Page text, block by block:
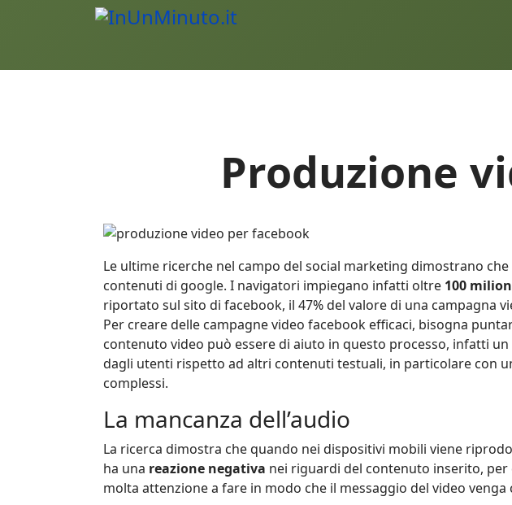
Produzione
Le ultime ricerche nel campo del social marketing dimostrano
contenuti di google. I navigatori impiegano infatti oltre 100
riportato sul sito di facebook, il 47% del valore di una campagna
Per creare delle campagne video facebook efficaci, bisogna
contenuto video può essere di aiuto in questo processo, infatti
dagli utenti rispetto ad altri contenuti testuali, in particolare con
complessi.
La mancanza dell’audio
La ricerca dimostra che quando nei dispositivi mobili viene
ha una reazione negativa nei riguardi del contenuto inserito,
molta attenzione a fare in modo che il messaggio del video